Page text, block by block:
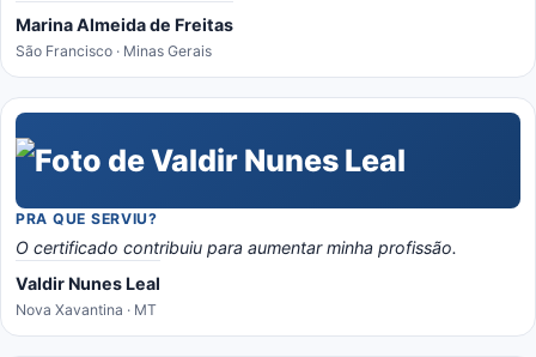
Marina Almeida de Freitas
São Francisco · Minas Gerais
PRA QUE SERVIU?
O certificado contribuiu para aumentar minha profissão.
Valdir Nunes Leal
Nova Xavantina · MT